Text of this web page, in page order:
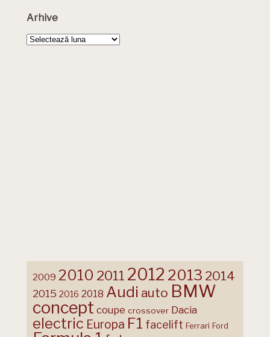
Arhive
Arhive
2009 2010 2011 2012 2013 2014
2015 2016 2018 Audi auto BMW
concept coupe crossover Dacia
electric Europa F1 facelift Ferrari Ford